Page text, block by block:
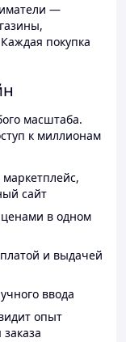
—
покупка
масштаба.
к миллионам
сайт
в одном
и выдачей
ввода
опыт